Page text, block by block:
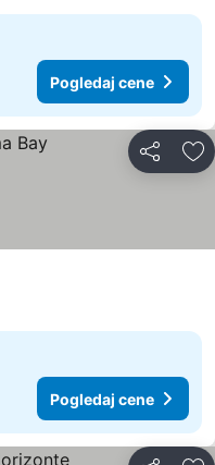
Pogledaj cene
Deli
Pogledaj cene